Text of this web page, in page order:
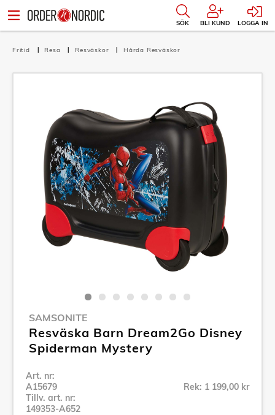
SÖK BLI KUND LOGGA IN
Fritid Resa Resväskor Hårda Resväskor
SAMSONITE
Resväska Barn Dream2Go Disney
Spiderman Mystery
Art. nr:
A15679
Tillv. art. nr:
149353-A652
Rek: 1 199,00 kr